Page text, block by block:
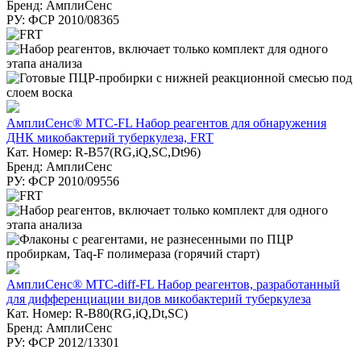
Бренд: АмплиСенс
РУ: ФСР 2010/08365
АмплиСенс® MTC-FL Набор реагентов для обнаружения
ДНК микобактерий туберкулеза, FRT
Кат. Номер: R-B57(RG,iQ,SC,Dt96)
Бренд: АмплиСенс
РУ: ФСР 2010/09556
АмплиСенс® MTC-diff-FL Набор реагентов, разработанный
для дифференциации видов микобактерий туберкулеза
Кат. Номер: R-B80(RG,iQ,Dt,SC)
Бренд: АмплиСенс
РУ: ФСР 2012/13301